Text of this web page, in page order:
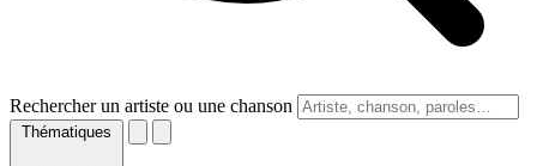
Rechercher un artiste ou une chanson
Thématiques